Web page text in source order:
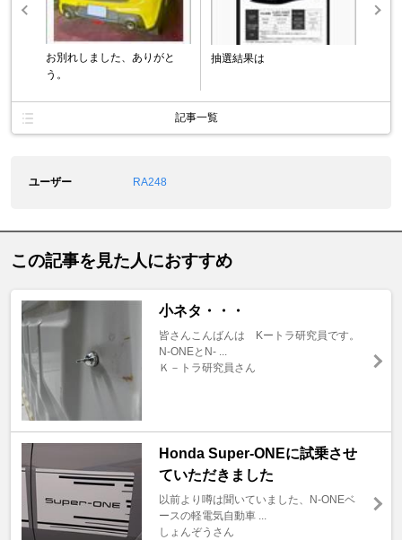
お別れしました、ありがと
う。
抽選結果は
記事一覧
ユーザー RA248
この記事を見た人におすすめ
小ネタ・・・
皆さんこんばんは Kートラ研究員です。
N-ONEとN- ...
Ｋ－トラ研究員さん
Honda Super-ONEに試乗させ
ていただきました
以前より噂は聞いていました、N-ONEベ
ースの軽電気自動車 ...
しょんぞうさん